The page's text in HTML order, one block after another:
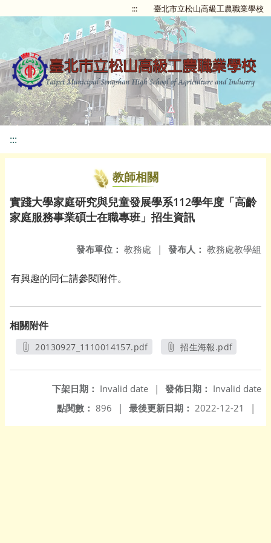
::: 臺北市立松山高級工農職業學校
:::
教師相關
實踐大學家庭研究與兒童發展學系112學年度「高齡
家庭服務事業碩士在職專班」招生資訊
發布人： 教務處教學組
發布單位： 教務處 |
有興趣的同仁請參閱附件。
相關附件
20130927_1110014157.pdf
招生海報.pdf
發佈日期： Invalid date
下架日期： Invalid date
|
最後更新日期： 2022-12-21 |
點閱數： 896 |